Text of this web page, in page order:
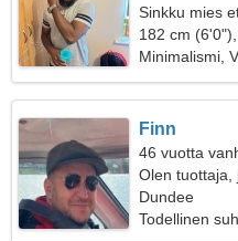
Sinkku mies
182 cm
Minimalismi,
Finn
46 vuotta
Olen tuottaja,
Dundee
Todellinen